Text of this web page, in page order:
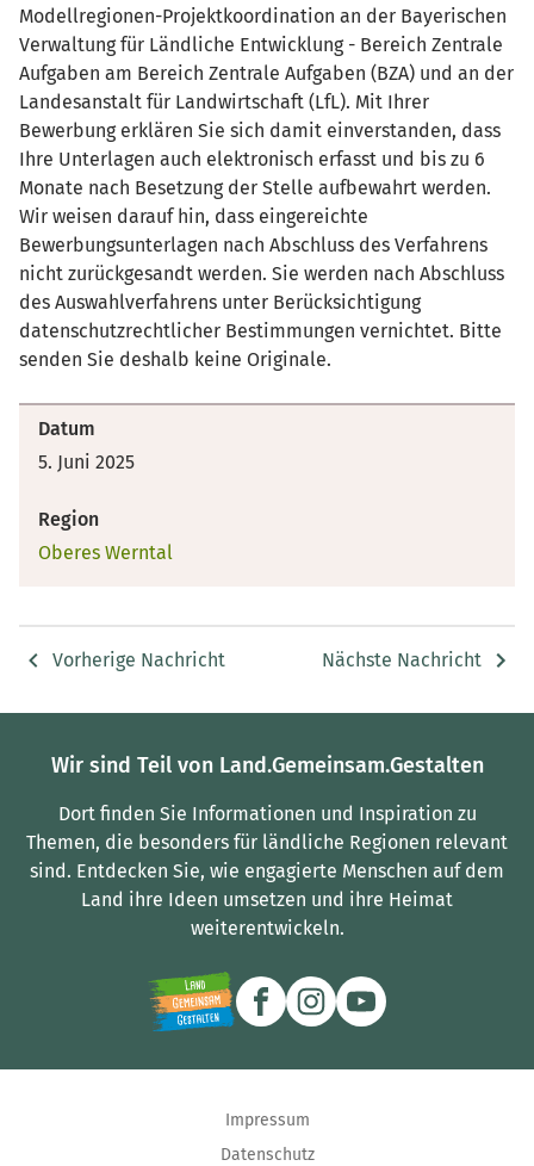
Modellregionen-Projektkoordination an der Bayerischen
Verwaltung für Ländliche Entwicklung - Bereich Zentrale
Aufgaben am Bereich Zentrale Aufgaben (BZA) und an der
Landesanstalt für Landwirtschaft (LfL). Mit Ihrer
Bewerbung erklären Sie sich damit einverstanden, dass
Ihre Unterlagen auch elektronisch erfasst und bis zu 6
Monate nach Besetzung der Stelle aufbewahrt werden.
Wir weisen darauf hin, dass eingereichte
Bewerbungsunterlagen nach Abschluss des Verfahrens
nicht zurückgesandt werden. Sie werden nach Abschluss
des Auswahlverfahrens unter Berücksichtigung
datenschutzrechtlicher Bestimmungen vernichtet. Bitte
senden Sie deshalb keine Originale.
Datum
5. Juni 2025
Region
Oberes Werntal
Vorherige Nachricht Nächste Nachricht
Wir sind Teil von Land.Gemeinsam.Gestalten
Dort finden Sie Informationen und Inspiration zu
Themen, die besonders für ländliche Regionen relevant
sind. Entdecken Sie, wie engagierte Menschen auf dem
Land ihre Ideen umsetzen und ihre Heimat
weiterentwickeln.
Impressum
Datenschutz